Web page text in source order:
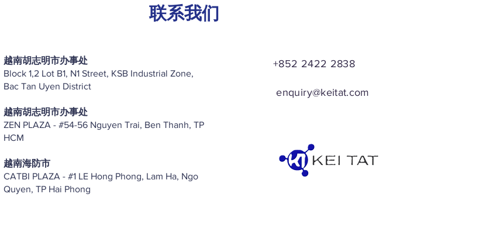
联系我们
越南胡志明市办事处
Block 1,2 Lot B1, N1 Street, KSB Industrial Zone,
Bac Tan Uyen District
越南胡志明市办事处
ZEN PLAZA - #54-56 Nguyen Trai, Ben Thanh, TP
HCM
越南海防市
CATBI PLAZA - #1 LE Hong Phong, Lam Ha, Ngo
Quyen, TP Hai Phong
+852 2422 2838
enquiry@keitat.com